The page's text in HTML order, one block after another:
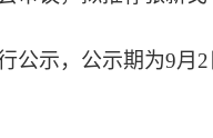
公示，公示期为9月